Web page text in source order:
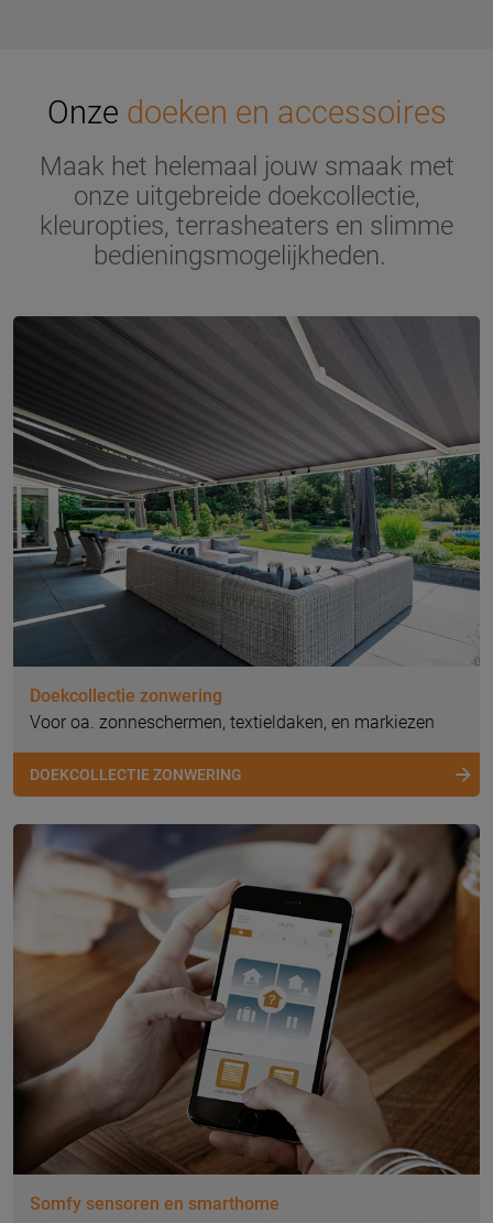
Onze doeken en accessoires
Maak het helemaal jouw smaak met
onze uitgebreide doekcollectie,
kleuropties, terrasheaters en slimme
bedieningsmogelijkheden.
Doekcollectie zonwering
Voor oa. zonneschermen, textieldaken, en markiezen
DOEKCOLLECTIE ZONWERING
Somfy sensoren en smarthome